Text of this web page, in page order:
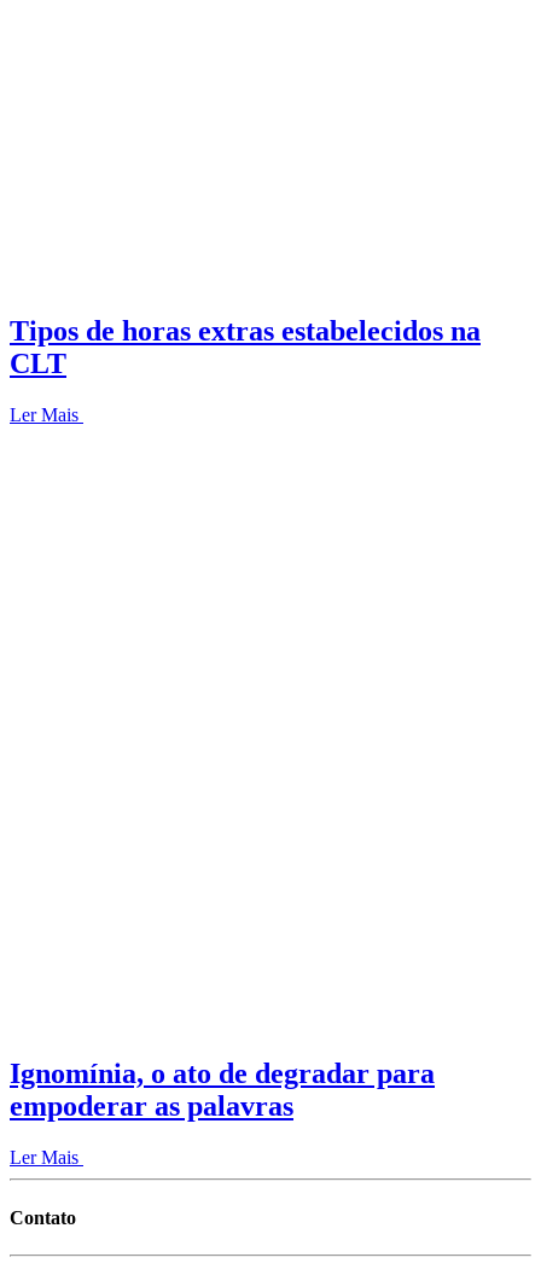
Tipos de horas extras estabelecidos na
CLT
Ler Mais
Ignomínia, o ato de degradar para
empoderar as palavras
Ler Mais
Contato